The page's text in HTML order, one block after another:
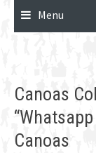
Menu
Canoas
Canoas